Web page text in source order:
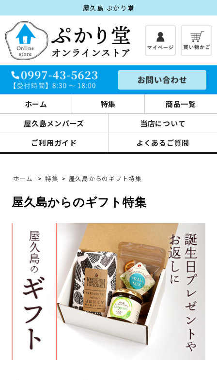
屋久島 ぷかり堂
ホーム 特集
商品一覧
屋久島メンバーズ
当店について
ご利用ガイド
よくあるご質問
ホーム > 特集 > 屋久島からのギフト特集
屋久島からのギフト特集